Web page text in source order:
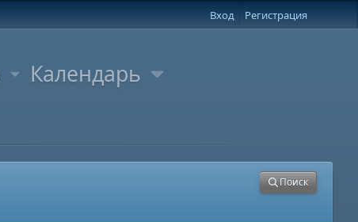
Вход Регистрация
Календарь
Поиск